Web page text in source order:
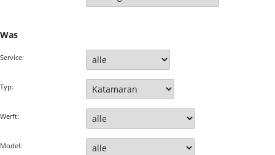
Was
Service:
Typ:
Werft:
Model: